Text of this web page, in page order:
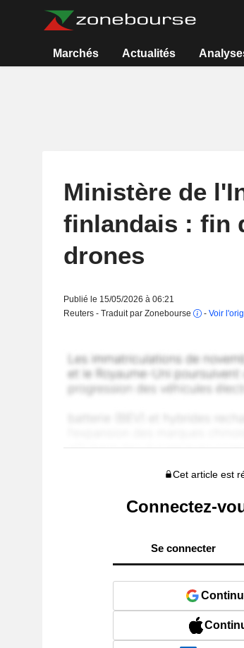
Marchés Actualités
Ministère de
finlandais : fin
drones
Publié le 15/05/2026 à 06:21
Reuters - Traduit par Zonebourse
- Voir
Cet article est
Connectez-
Se connecter